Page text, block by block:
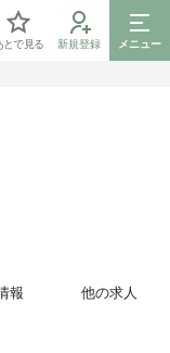
とで見る 新規登録
メニュー
報 他の求人